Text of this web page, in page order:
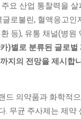
요 산업 통찰력을
로불린, 혈액응고
등), 유통 채널(병원
)별로 분류된 글로
지의 전망을 제시합
드 의약품과 화학적
. 무균 주사제는 제